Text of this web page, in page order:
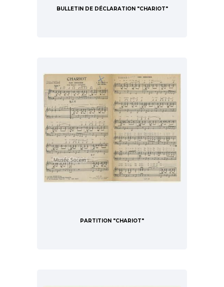
BULLETIN DE DÉCLARATION "CHARIOT"
PARTITION "CHARIOT"